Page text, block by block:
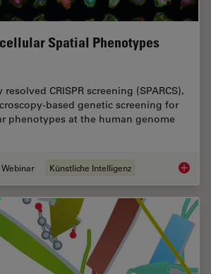
Spatial Phenotypes
CRISPR screening (SPARCS),
based genetic screening for
phenotypes at the human genome
Webinar Künstliche Intelligenz